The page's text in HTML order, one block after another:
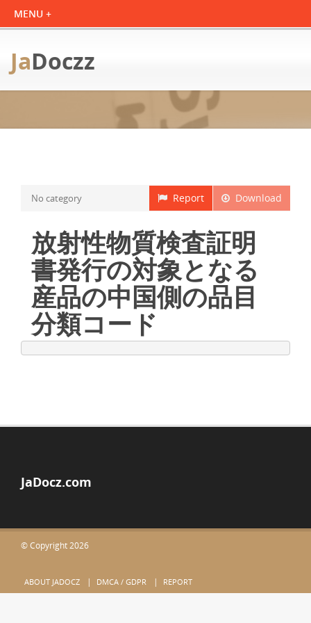
JaDoczz
Download
Report
No category
放射性物質検査証明
書発行の対象となる
産品の中国側の品目
分類コード
JaDocz.com
© Copyright 2026
ABOUT JADOCZ DMCA / GDPR REPORT